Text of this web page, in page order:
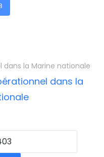
dans la Marine nationale